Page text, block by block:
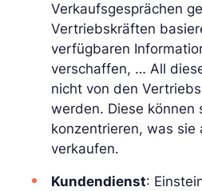
Verkaufsgesprächen
Vertriebskräften
verfügbaren
verschaffen, … All
nicht von den
werden. Diese können
konzentrieren, was sie
verkaufen.
Kundendienst: